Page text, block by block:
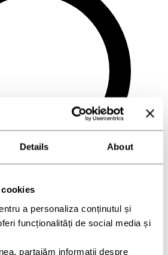
Details About
a personaliza conținutul și
funcționalități de social media și